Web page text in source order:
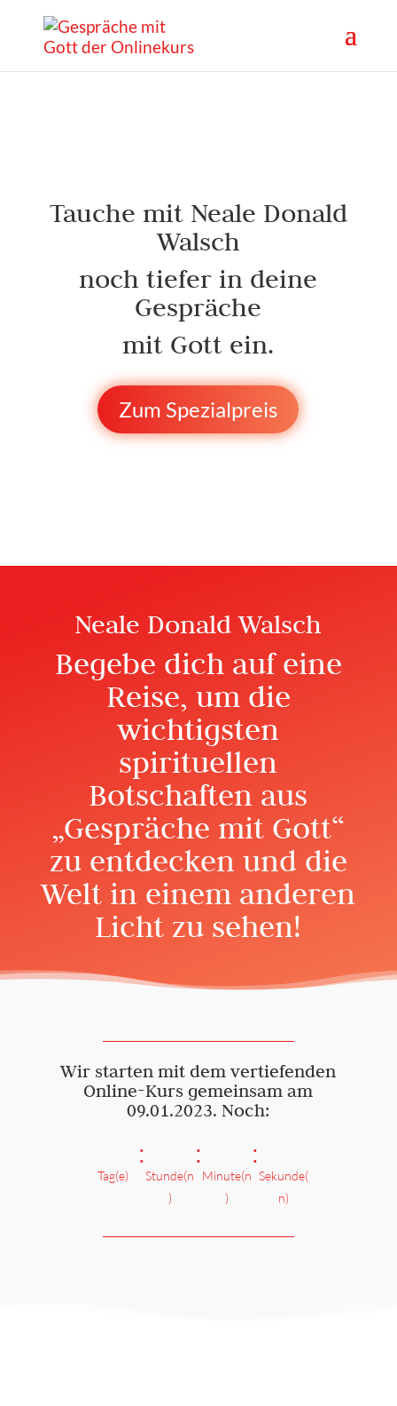
Tauche mit Neale Donald
Walsch
noch tiefer in deine
Gespräche
mit Gott ein.
Zum Spezialpreis
Neale Donald Walsch
Begebe dich auf eine
Reise, um die
wichtigsten
spirituellen
Botschaften aus
„Gespräche mit Gott“
zu entdecken und die
Welt in einem anderen
Licht zu sehen!
Wir starten mit dem vertiefenden
Online-Kurs gemeinsam am
09.01.2023. Noch:
Tag(e)
:
Stunde(n
)
:
Minute(n
)
:
Sekunde(
n)